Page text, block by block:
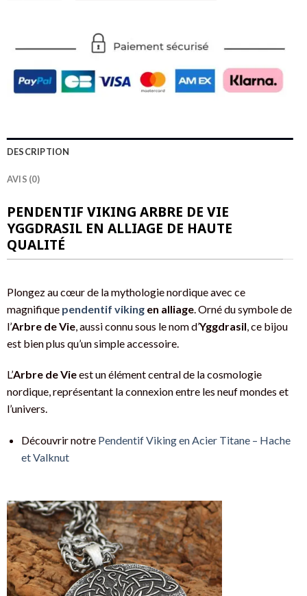
DESCRIPTION
AVIS (0)
PENDENTIF VIKING ARBRE DE VIE
YGGDRASIL EN ALLIAGE DE HAUTE
QUALITÉ
Plongez au cœur de la mythologie nordique avec ce
magnifique pendentif vikingen alliage. Orné du symbole de
l’Arbre de Vie, aussi connu sous le nom d’Yggdrasil , ce bijou
est bien plus qu’un simple accessoire.
L’Arbre de Vieest un élément central de la cosmologie
nordique, représentant la connexion entre les neuf mondes et
l’univers.
Découvrir notre Pendentif Viking en Acier Titane – Hache
et Valknut